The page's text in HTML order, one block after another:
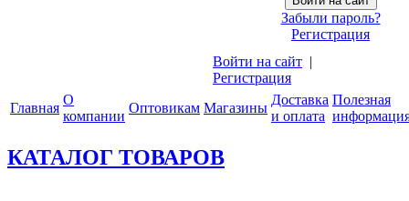
Забыли пароль?
Регистрация
Войти на сайт |
Регистрация
Главная
О
компании
Оптовикам Магазины
Доставка
и оплата
Полезная
КАТАЛОГ ТОВАРОВ